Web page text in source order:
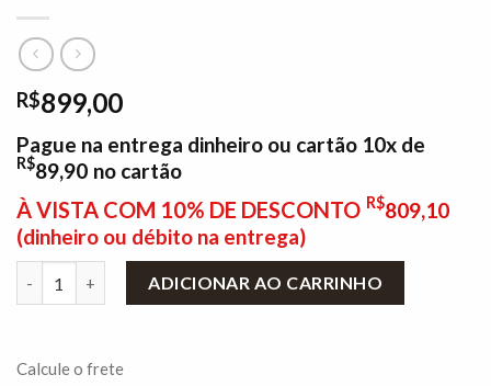
R$899,00
Pague na entrega dinheiro ou cartão 10x de
R$89,90 no cartão
À VISTA COM 10% DE DESCONTO R$809,10
(dinheiro ou débito na entrega)
ADICIONAR AO CARRINHO
Calcule o frete